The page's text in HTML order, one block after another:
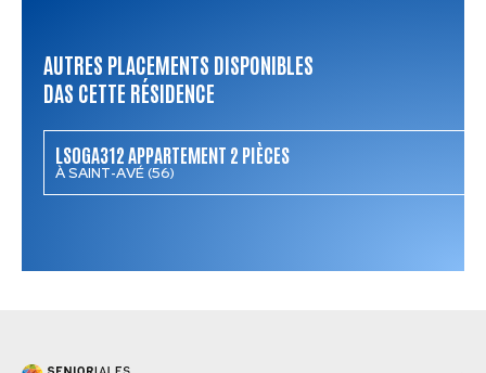
AUTRES PLACEMENTS DISPONIBLES
DAS CETTE RÉSIDENCE
LSOGA312 APPARTEMENT 2 PIÈCES
À SAINT-AVÉ (56)